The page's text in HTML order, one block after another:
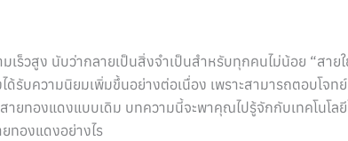
มเร็วสูง นับว่ากลายเป็นสิ่งจำเป็นสำหรับทุกคนไม่น้อย “สาย
ด้รับความนิยมเพิ่มขึ้นอย่างต่อเนื่อง เพราะสามารถตอบโจทย์
ายทองแดงแบบเดิม บทความนี้จะพาคุณไปรู้จักกับเทคโนโลยี
ทองแดงอย่างไร